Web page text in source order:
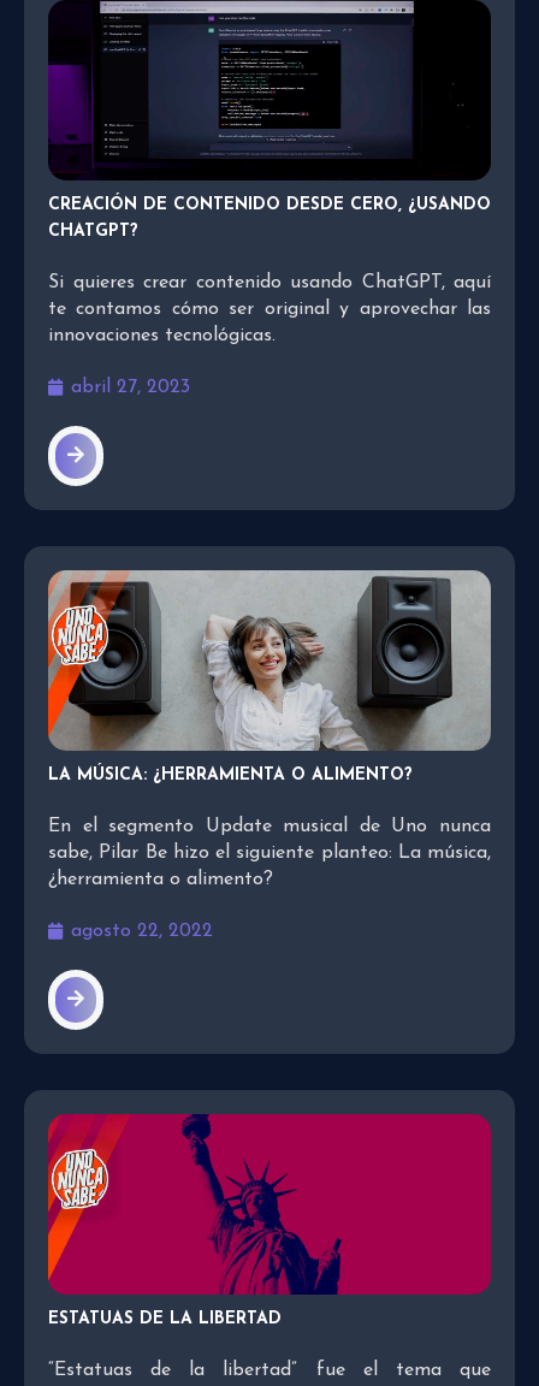
CREACIÓN DE CONTENIDO DESDE CERO, ¿USANDO
CHATGPT?
Si quieres crear contenido usando ChatGPT, aquí
te contamos cómo ser original y aprovechar las
innovaciones tecnológicas.
abril 27, 2023
LA MÚSICA: ¿HERRAMIENTA O ALIMENTO?
En el segmento Update musical de Uno nunca
sabe, Pilar Be hizo el siguiente planteo: La música,
¿herramienta o alimento?
agosto 22, 2022
ESTATUAS DE LA LIBERTAD
“Estatuas de la libertad” fue el tema que